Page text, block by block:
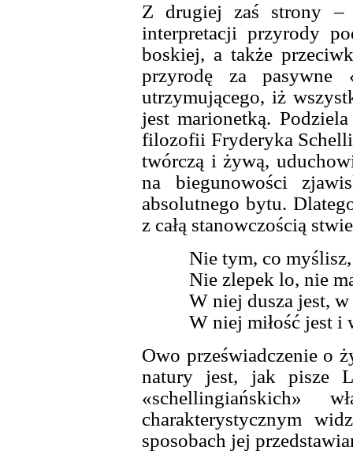
Z drugiej zaś strony –
interpretacji przyrody
boskiej, a także
przyrodę za pasywne
utrzymującego, iż
jest marionetką.
filozofii Fryderyka
twórczą i żywą,
na biegunowości
absolutnego bytu.
z całą stanowczością
Nie tym, co
Nie zlepek lo, nie
W niej dusza jest,
W niej miłość jest i
Owo przeświadczenie o
natury jest, jak pisze
«schellingiańskich»
charakterystycznym
sposobach jej